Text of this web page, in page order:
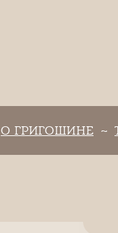
О ГРИГОШИНЕ